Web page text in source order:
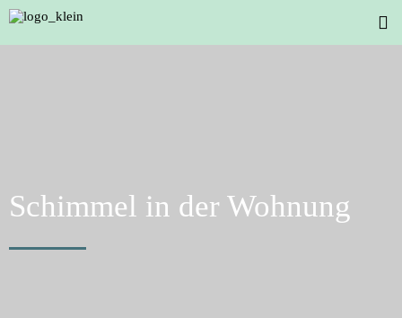
Schimmel in der Wohnung